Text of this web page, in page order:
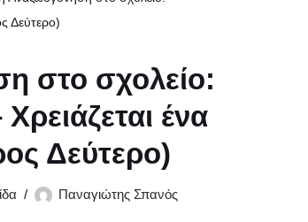
Δεύτερο)
στο σχολείο:
ένα
Δεύτερο)
Παναγιώτης Σπανός